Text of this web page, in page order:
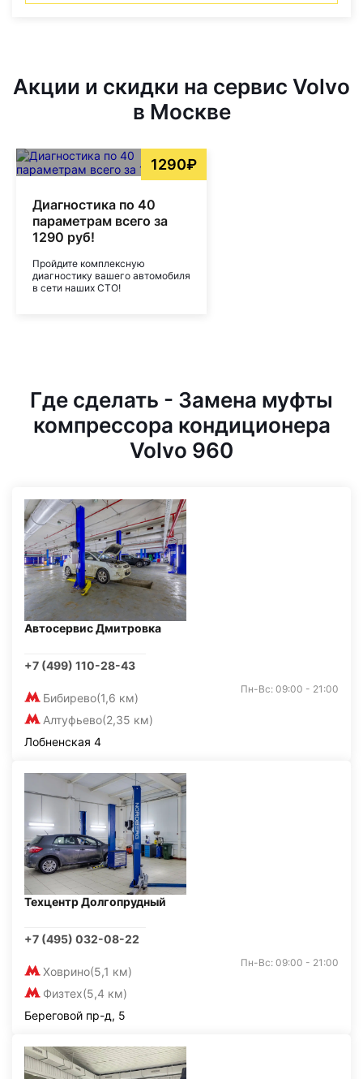
Акции и скидки на сервис Volvo
в Москве
1290₽
Диагностика по 40
параметрам всего за
1290 руб!
Пройдите комплексную
диагностику вашего автомобиля
в сети наших СТО!
Где сделать - Замена муфты
компрессора кондиционера
Volvo 960
Автосервис Дмитровка
+7 (499) 110-28-43
Бибирево(1,6 км)
Алтуфьево(2,35 км)
Пн-Вс: 09:00 - 21:00
Лобненская 4
Техцентр Долгопрудный
+7 (495) 032-08-22
Ховрино(5,1 км)
Физтех(5,4 км)
Пн-Вс: 09:00 - 21:00
Береговой пр-д, 5